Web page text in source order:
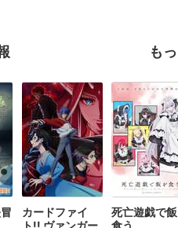
も
カードファイ
ト!! ヴァンガー
死亡遊戯で
食う。